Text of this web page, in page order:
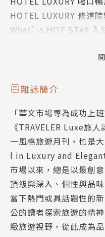
是蔚藍海岸線，走兩步
入睡，讓自己放逐在無
緩慢的假期中。
◎Anantara Bophut
◎Four Seasons Samui
◎Miskawaan
◎W
（二）為水而生的一刻
在海南語言中，蘇梅島
其名，蘇梅島擁有眾多
及縈繞著茂密無比的椰
只想乘著風、順著海水
HOTEL LUXURY 修道
What’s HOT STAY 入
What’s HOT
What’s HOT SPOT 凡
What’s HOT TRIP 花
級餐點
What’s HOT STAY 安
COVER STORY 蘇梅島
COVER STORY ⅰ 入住
期
COVER STORY ⅱ 為水
瀟灑
COVER STORY ⅲ 淨化
雜誌簡介
「華文市場專為成功上
《TRAVELER Luxe旅
一風格旅遊月刊，也是
l in Luxury and
市場以來，總是以最創
頂級與深入、個性與品
當下熱門或具話題性的
公的讀者探索旅遊的精
緻旅遊視野，從此成為